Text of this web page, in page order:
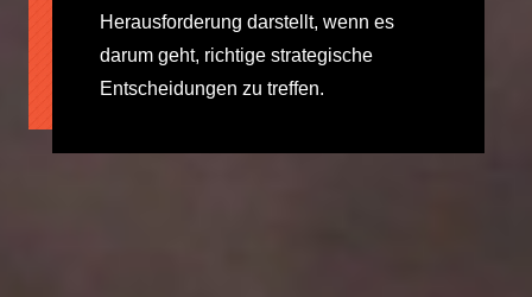
Herausforderung darstellt, wenn es
darum geht, richtige strategische
Entscheidungen zu treffen.